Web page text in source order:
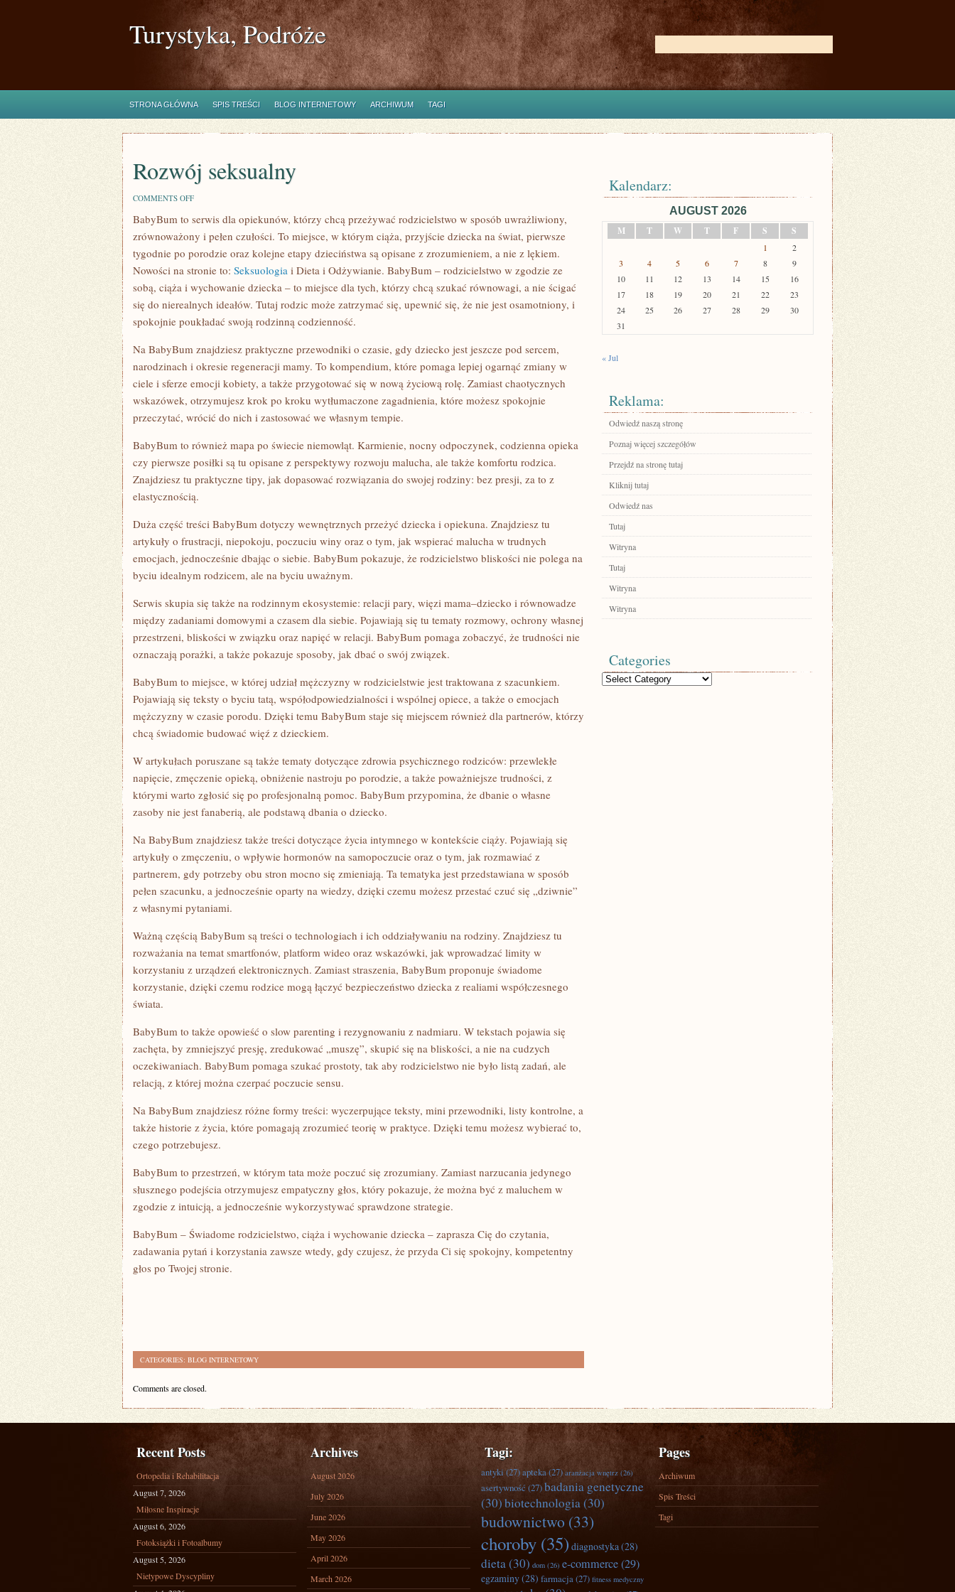
Turystyka, Podróże
STRONA GŁÓWNA SPIS TREŚCI BLOG INTERNETOWY ARCHIWUM TAGI
Rozwój seksualny
COMMENTS OFFON
SEKSUALNY
BabyBum to serwis dla opiekunów, którzy chcą przeżywać rodzicielstwo w sposób uwrażliwiony,
zrównoważony i pełen czułości. To miejsce, w którym ciąża, przyjście dziecka na świat, pierwsze
tygodnie po porodzie oraz kolejne etapy dzieciństwa są opisane z zrozumieniem, a nie z lękiem.
Nowości na stronie to: Seksuologia i Dieta i Odżywianie. BabyBum – rodzicielstwo w zgodzie ze
sobą, ciąża i wychowanie dziecka – to miejsce dla tych, którzy chcą szukać równowagi, a nie ścigać
się do nierealnych ideałów. Tutaj rodzic może zatrzymać się, upewnić się, że nie jest osamotniony, i
spokojnie poukładać swoją rodzinną codzienność.
Na BabyBum znajdziesz praktyczne przewodniki o czasie, gdy dziecko jest jeszcze pod sercem,
narodzinach i okresie regeneracji mamy. To kompendium, które pomaga lepiej ogarnąć zmiany w
ciele i sferze emocji kobiety, a także przygotować się w nową życiową rolę. Zamiast chaotycznych
wskazówek, otrzymujesz krok po kroku wytłumaczone zagadnienia, które możesz spokojnie
przeczytać, wrócić do nich i zastosować we własnym tempie.
BabyBum to również mapa po świecie niemowląt. Karmienie, nocny odpoczynek, codzienna opieka
czy pierwsze posiłki są tu opisane z perspektywy rozwoju malucha, ale także komfortu rodzica.
Znajdziesz tu praktyczne tipy, jak dopasować rozwiązania do swojej rodziny: bez presji, za to z
elastycznością.
Duża część treści BabyBum dotyczy wewnętrznych przeżyć dziecka i opiekuna. Znajdziesz tu
artykuły o frustracji, niepokoju, poczuciu winy oraz o tym, jak wspierać malucha w trudnych
emocjach, jednocześnie dbając o siebie. BabyBum pokazuje, że rodzicielstwo bliskości nie polega na
byciu idealnym rodzicem, ale na byciu uważnym.
Serwis skupia się także na rodzinnym ekosystemie: relacji pary, więzi mama–dziecko i równowadze
między zadaniami domowymi a czasem dla siebie. Pojawiają się tu tematy rozmowy, ochrony własnej
przestrzeni, bliskości w związku oraz napięć w relacji. BabyBum pomaga zobaczyć, że trudności nie
oznaczają porażki, a także pokazuje sposoby, jak dbać o swój związek.
BabyBum to miejsce, w której udział mężczyzny w rodzicielstwie jest traktowana z szacunkiem.
Pojawiają się teksty o byciu tatą, współodpowiedzialności i wspólnej opiece, a także o emocjach
mężczyzny w czasie porodu. Dzięki temu BabyBum staje się miejscem również dla partnerów, którzy
chcą świadomie budować więź z dzieckiem.
W artykułach poruszane są także tematy dotyczące zdrowia psychicznego rodziców: przewlekłe
napięcie, zmęczenie opieką, obniżenie nastroju po porodzie, a także poważniejsze trudności, z
którymi warto zgłosić się po profesjonalną pomoc. BabyBum przypomina, że dbanie o własne
zasoby nie jest fanaberią, ale podstawą dbania o dziecko.
Na BabyBum znajdziesz także treści dotyczące życia intymnego w kontekście ciąży. Pojawiają się
artykuły o zmęczeniu, o wpływie hormonów na samopoczucie oraz o tym, jak rozmawiać z
partnerem, gdy potrzeby obu stron mocno się zmieniają. Ta tematyka jest przedstawiana w sposób
pełen szacunku, a jednocześnie oparty na wiedzy, dzięki czemu możesz przestać czuć się „dziwnie”
z własnymi pytaniami.
Ważną częścią BabyBum są treści o technologiach i ich oddziaływaniu na rodziny. Znajdziesz tu
rozważania na temat smartfonów, platform wideo oraz wskazówki, jak wprowadzać limity w
korzystaniu z urządzeń elektronicznych. Zamiast straszenia, BabyBum proponuje świadome
korzystanie, dzięki czemu rodzice mogą łączyć bezpieczeństwo dziecka z realiami współczesnego
świata.
BabyBum to także opowieść o slow parenting i rezygnowaniu z nadmiaru. W tekstach pojawia się
zachęta, by zmniejszyć presję, zredukować „muszę”, skupić się na bliskości, a nie na cudzych
oczekiwaniach. BabyBum pomaga szukać prostoty, tak aby rodzicielstwo nie było listą zadań, ale
relacją, z której można czerpać poczucie sensu.
Na BabyBum znajdziesz różne formy treści: wyczerpujące teksty, mini przewodniki, listy kontrolne, a
także historie z życia, które pomagają zrozumieć teorię w praktyce. Dzięki temu możesz wybierać to,
czego potrzebujesz.
BabyBum to przestrzeń, w którym tata może poczuć się zrozumiany. Zamiast narzucania jedynego
słusznego podejścia otrzymujesz empatyczny głos, który pokazuje, że można być z maluchem w
zgodzie z intuicją, a jednocześnie wykorzystywać sprawdzone strategie.
BabyBum – Świadome rodzicielstwo, ciąża i wychowanie dziecka – zaprasza Cię do czytania,
zadawania pytań i korzystania zawsze wtedy, gdy czujesz, że przyda Ci się spokojny, kompetentny
głos po Twojej stronie.
CATEGORIES: BLOG INTERNETOWY
Comments are closed.
Kalendarz:
AUGUST 2026
M
T W T F S S
1
2
3
4 5 6 7 8
9
10
11 12 13 14 15
16
17
18 19 20 21 22
23
24
25 26 27 28 29
30
31
« Jul
Reklama:
Odwiedź naszą stronę
Poznaj więcej szczegółów
Przejdź na stronę tutaj
Kliknij tutaj
Odwiedź nas
Tutaj
Witryna
Tutaj
Witryna
Witryna
Categories
Categories
Recent Posts
Ortopedia i Rehabilitacja
August 7, 2026
Miłosne Inspiracje
August 6, 2026
Fotoksiążki i Fotoalbumy
August 5, 2026
Nietypowe Dyscypliny
Archives
August 2026
July 2026
June 2026
May 2026
April 2026
March 2026
Tagi:
antyki(27)apteka(27) aranżacja wnętrz (26)
asertywność (27)badania genetyczne
(30)biotechnologia(30)
budownictwo (33)
choroby (35) diagnostyka(28)
dieta(30) dom (26) e-commerce(29)
egzaminy(28) farmacja(27) fitness medyczny
Pages
Archiwum
Spis Treści
Tagi